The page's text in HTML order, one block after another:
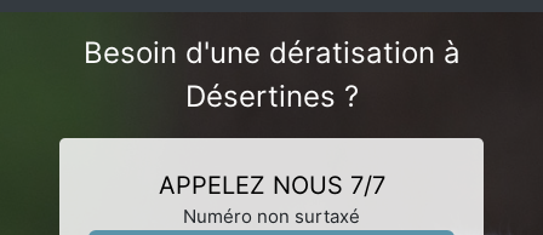
Besoin d'une dératisation à
Désertines ?
APPELEZ NOUS 7/7
Numéro non surtaxé